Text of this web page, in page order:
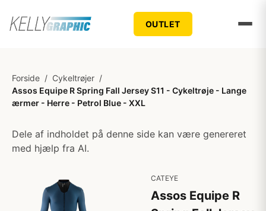
OUTLET
Forside / Cykeltrøjer /
Assos Equipe R Spring Fall Jersey S11 - Cykeltrøje - Lange
ærmer - Herre - Petrol Blue - XXL
Dele af indholdet på denne side kan være genereret
med hjælp fra AI.
CATEYE
Assos Equipe R